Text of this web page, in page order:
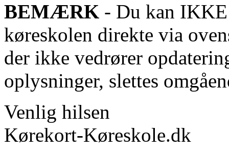
BEMÆRK - Du kan IKKE
køreskolen direkte via
der ikke vedrører
oplysninger, slettes
Venlig hilsen
Kørekort-Køreskole.dk